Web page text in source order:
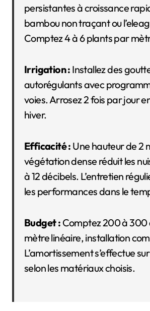
persistantes à croissance
bambou non traçant ou
Comptez 4 à 6 plants par
Irrigation : Installez des
autorégulants avec
voies. Arrosez 2 fois par jour
hiver.
Efficacité : Une hauteur de 2
végétation dense réduit les
à 12 décibels. L’entretien
les performances dans le
Budget : Comptez 200 à 300
mètre linéaire, installation
L’amortissement s’effectue
selon les matériaux choisis.